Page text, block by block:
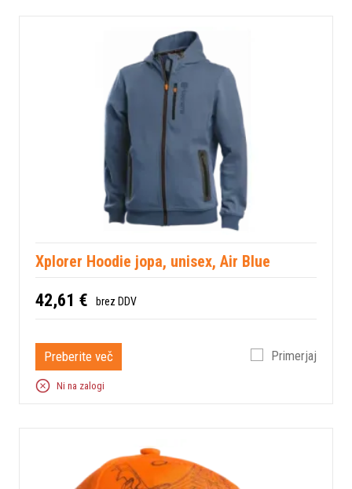
Xplorer Hoodie jopa, unisex, Air Blue
42,61 € brez DDV
Preberite več Primerjaj
Ni na zalogi